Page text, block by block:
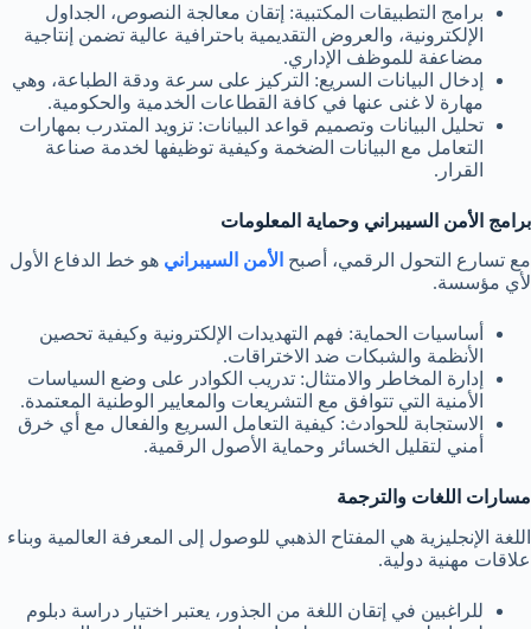
برامج التطبيقات المكتبية: إتقان معالجة النصوص، الجداول
الإلكترونية، والعروض التقديمية باحترافية عالية تضمن إنتاجية
مضاعفة للموظف الإداري.
إدخال البيانات السريع: التركيز على سرعة ودقة الطباعة، وهي
مهارة لا غنى عنها في كافة القطاعات الخدمية والحكومية.
تحليل البيانات وتصميم قواعد البيانات: تزويد المتدرب بمهارات
التعامل مع البيانات الضخمة وكيفية توظيفها لخدمة صناعة
القرار.
برامج الأمن السيبراني وحماية المعلومات
مع تسارع التحول الرقمي، أصبح الأمن السيبراني هو خط الدفاع الأول
لأي مؤسسة.
أساسيات الحماية: فهم التهديدات الإلكترونية وكيفية تحصين
الأنظمة والشبكات ضد الاختراقات.
إدارة المخاطر والامتثال: تدريب الكوادر على وضع السياسات
الأمنية التي تتوافق مع التشريعات والمعايير الوطنية المعتمدة.
الاستجابة للحوادث: كيفية التعامل السريع والفعال مع أي خرق
أمني لتقليل الخسائر وحماية الأصول الرقمية.
مسارات اللغات والترجمة
اللغة الإنجليزية هي المفتاح الذهبي للوصول إلى المعرفة العالمية وبناء
علاقات مهنية دولية.
للراغبين في إتقان اللغة من الجذور، يعتبر اختيار دراسة دبلوم